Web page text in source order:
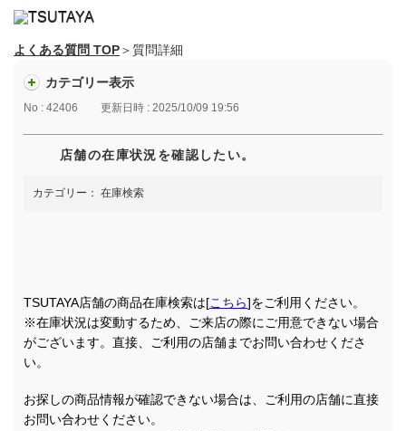
よくある質問 TOP＞質問詳細
カテゴリー表示
No : 42406 更新日時 : 2025/10/09 19:56
店舗の在庫状況を確認したい。
カテゴリー： 在庫検索
TSUTAYA店舗の商品在庫検索は[こちら]をご利用ください。
※在庫状況は変動するため、ご来店の際にご用意できない場合
がございます。直接、ご利用の店舗までお問い合わせくださ
い。
お探しの商品情報が確認できない場合は、ご利用の店舗に直接
お問い合わせください。